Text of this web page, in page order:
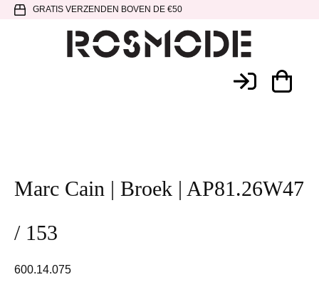
Spring
hoofdnavigatie
Door
SpringGRATIS VERZENDEN BOVEN DE €50
Marc Cain | Broek | AP81.26W47
/ 153
600.14.075